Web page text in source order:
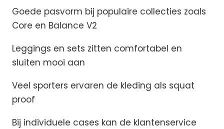
Goede pasvorm bij populaire collecties zoals
Core en Balance V2
Leggings en sets zitten comfortabel en
sluiten mooi aan
Veel sporters ervaren de kleding als squat
proof
Bij individuele cases kan de klantenservice